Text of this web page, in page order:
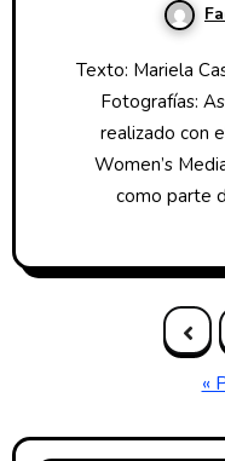
Texto: Mariela Castañón. Artes: Mirza Colindres.
Fotografías:
realizado con
Women’s
como parte
«